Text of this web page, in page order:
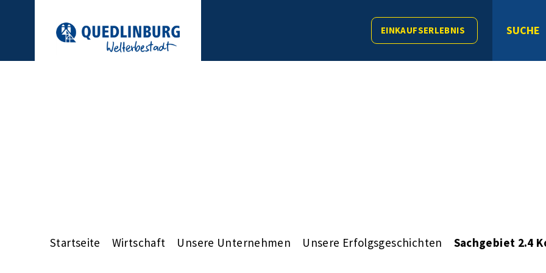
EINKAUFSERLEBNIS SUCHE
Startseite Wirtschaft Unsere Unternehmen Unsere Erfolgsgeschichten Sachgebiet 2.4